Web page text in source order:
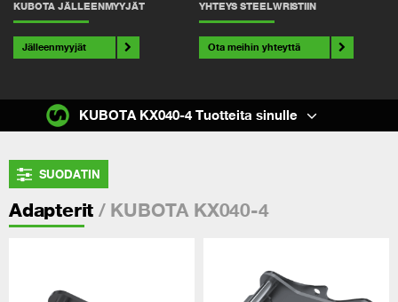
KUBOTA JÄLLEENMYYJÄT
Jälleenmyyjät
YHTEYS STEELWRISTIIN
Ota meihin yhteyttä
SUODATIN
Adapterit / KUBOTA KX040-4
KUBOTA KX040-4 Tuotteita sinulle